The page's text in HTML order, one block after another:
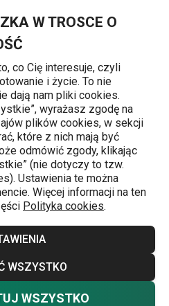
W TROSCE O
co Cię interesuje, czyli
i życie. To nie
dają nam pliki cookies.
wyrażasz zgodę na
plików cookies, w sekcji
które z nich mają być
odmówić zgody, klikając
(nie dotyczy to tzw.
Ustawienia te można
Więcej informacji na ten
Polityka cookies.
WSZYSTKO
WSZYSTKO
na parze PRESTO